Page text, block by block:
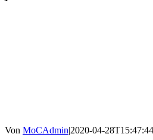
Von MoCAdmin|2020-04-